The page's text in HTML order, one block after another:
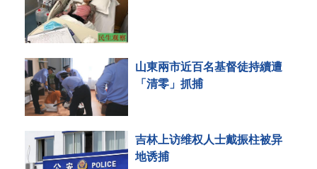
山東兩市近百名基督徒持續遭
「清零」抓捕
吉林上访维权人士戴振柱被异
地诱捕